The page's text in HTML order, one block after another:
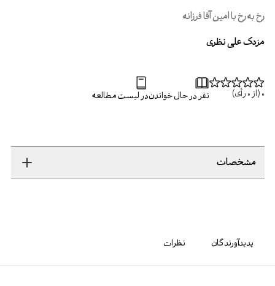
رخ به رخ با امین آقا فرزانه
مزدک علی نظری
0 (از 0 رأی) نفر در حال خواندندر لیست مطالعه
مشخصات
پدیدآورندگان نظرات